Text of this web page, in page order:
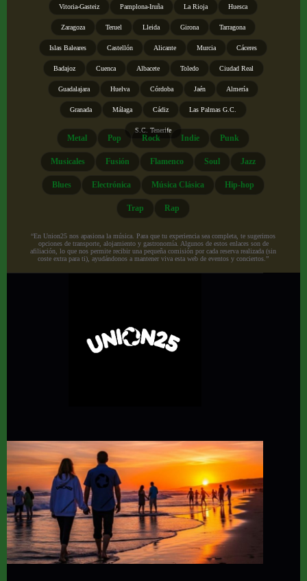
Vitoria-Gasteiz Pamplona-Iruña La Rioja Huesca
Zaragoza Teruel Lleida Girona Tarragona
Islas Baleares Castellón Alicante Murcia Cáceres
Badajoz Cuenca Albacete Toledo Ciudad Real
Guadalajara Huelva Córdoba Jaén Almería
Granada Málaga Cádiz Las Palmas G.C.
S.C. Tenerife
Metal Pop Rock Indie Punk
Musicales Fusión Flamenco Soul Jazz
Blues Electrónica Música Clásica Hip-hop
Trap Rap
“En Union25 nos apasiona la música. Para que tu experiencia sea completa, te sugerimos
opciones de transporte, alojamiento y gastronomía. Algunos de estos enlaces son de
afiliación, lo que nos permite recibir una pequeña comisión por cada reserva realizada (sin
coste extra para ti), ayudándonos a mantener viva esta web de eventos y conciertos.”